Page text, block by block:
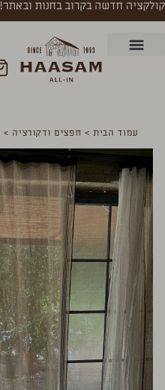
קולקציה חדשה בקרוב בחנות ובאתר!
עמוד הבית> חפצים ודקורציה >